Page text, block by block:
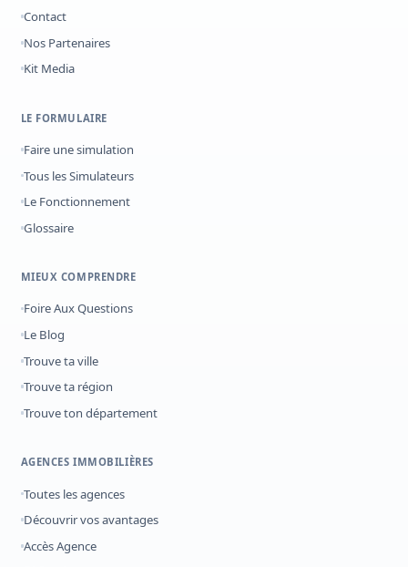
Contact
Nos Partenaires
Kit Media
LE FORMULAIRE
Faire une simulation
Tous les Simulateurs
Le Fonctionnement
Glossaire
MIEUX COMPRENDRE
Foire Aux Questions
Le Blog
Trouve ta ville
Trouve ta région
Trouve ton département
AGENCES IMMOBILIÈRES
Toutes les agences
Découvrir vos avantages
Accès Agence